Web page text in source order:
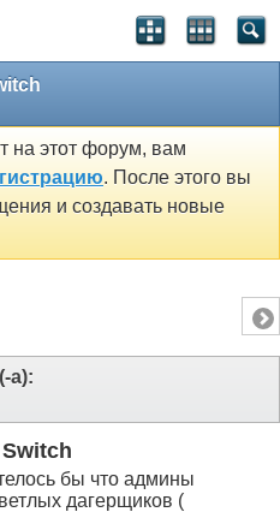
на этот форум, вам
. После этого вы
и создавать новые
а):
бы что админы
дагерщиков (